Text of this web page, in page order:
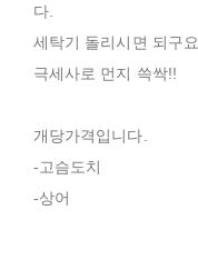
다.
세탁기 돌리시면 되구요.
극세사로 먼지 쓱싹!!
개당가격입니다.
-고슴도치
-상어